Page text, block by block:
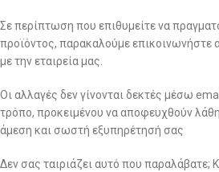
Σε περίπτωση που επιθυμείτε να
προϊόντος, παρακαλούμε επικοινωνήστε
με την εταιρεία μας.
Οι αλλαγές δεν γίνονται δεκτές μέσω
τρόπο, προκειμένου να αποφευχθούν
άμεση και σωστή εξυπηρέτησή σας
Δεν σας ταιριάζει αυτό που παραλάβατε;